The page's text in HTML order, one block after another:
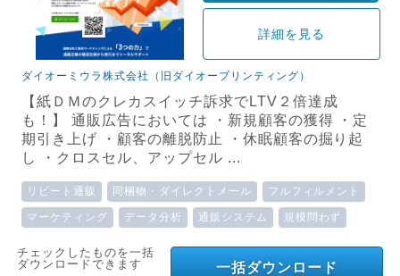
詳細を見る
ダイオーミウラ株式会社（旧ダイオープリンティング）
【紙ＤＭのクレカスイッチ訴求でLTV２倍達成
も！】 通販広告においては ・新規顧客の獲得 ・定
期引き上げ ・顧客の離脱防止 ・休眠顧客の掘り起
し ・クロスセル、アップセル ...
リピート通販 同梱物・ダイレクトメール フルフィルメント
マーケティング データ分析 通販システム 規模問わず
一括ダウンロード
チェックしたものを一括
ダウンロードできます